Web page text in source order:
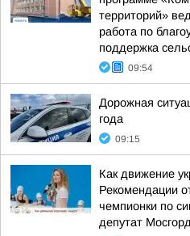
территорий»
работа по
поддержка
09:54
Дорожная
года
09:15
Как движение
Рекомендации
чемпионки по
депутат